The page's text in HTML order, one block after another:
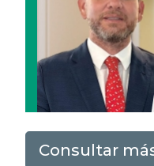
Consultar